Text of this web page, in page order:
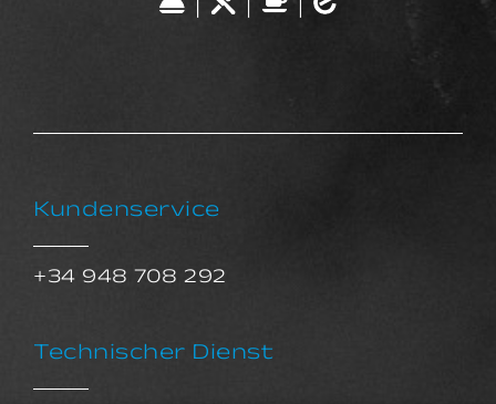
Kundenservice
+34 948 708 292
Technischer Dienst